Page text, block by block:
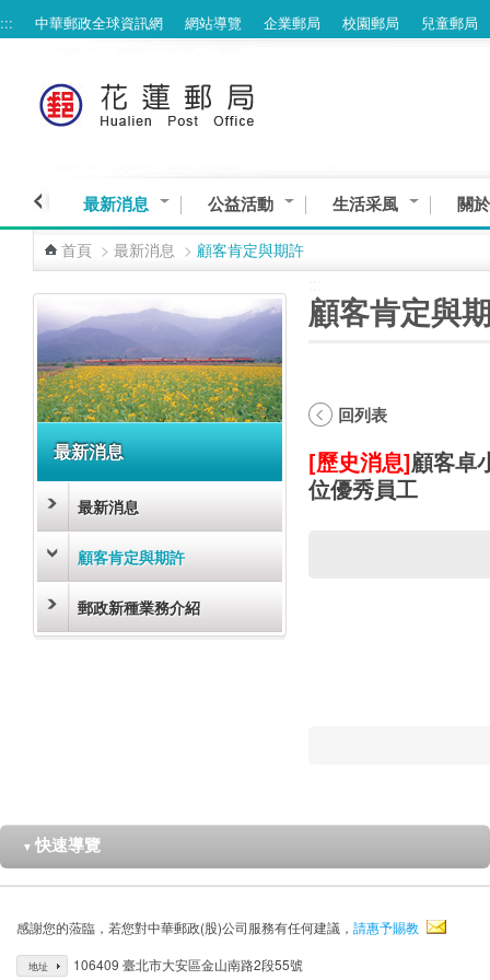
跳到主要內容區塊
::: 中華郵政全球資訊網 網站導覽 企業郵局 校園郵局 兒童郵局
最新消息 公益活動 生活采風 關
首頁 > 最新消息 > 顧客肯定與期許
最新消息
最新消息
顧客肯定與期許
郵政新種業務介紹
顧客肯定與
回列表
[歷史消息]顧客卓
位優秀員工
▼ 快速導覽
感謝您的蒞臨，若您對中華郵政(股)公司服務有任何建議， 請惠予賜教
地址 106409 臺北市大安區金山南路2段55號